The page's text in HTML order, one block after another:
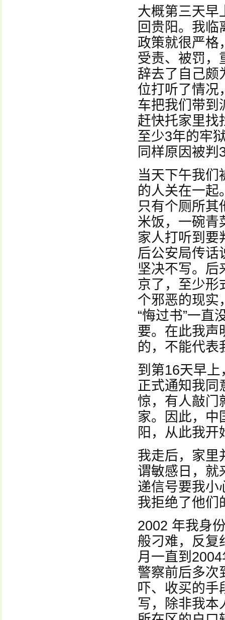
大概第三天早
回贵阳。我
政策就很严格
受责、被罚，
辞去了自己颇
位打听了情况
车把我们带到
赶快托家里找
至少3年的牢
同样原因被判
当天下午我们
的人关在一起
只有个厕所其
米饭，一碗青
家人打听到要
后公安局传话
坚决不写。后
京了，至少形
个邪恶的现实
“悔过书”一直
要。在此我声
的，不能代表
到第16天早
正式通知我同
惊，有人敲门
家。因此，中
阳，从此我
我走后，家里
谓敏感日，就
递信号要我小
我拒绝了他们
2002 年我身
般刁难，反复
月一直到
警察前后多次
吓、收买的手
写，除非我本